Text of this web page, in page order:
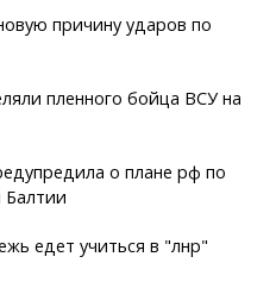
причину ударов по
пленного бойца ВСУ на
о плане рф по
Балтии
едет учиться в "лнр"